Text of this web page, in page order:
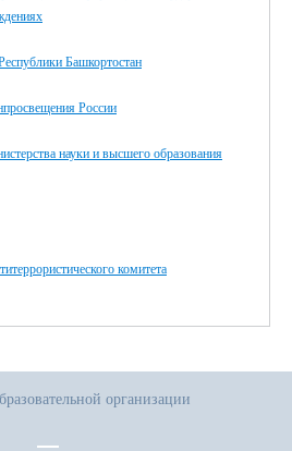
Башкортостан
России
науки и высшего образования
комитета
организации